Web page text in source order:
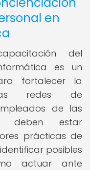
en
del
es un
fortalecer la
redes de
de las
deben estar
prácticas de
posibles
actuar ante